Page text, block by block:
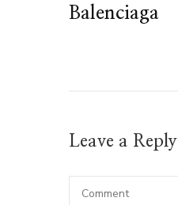
Balenciaga
Leave a Reply